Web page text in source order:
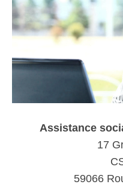
Assistance
17
59066